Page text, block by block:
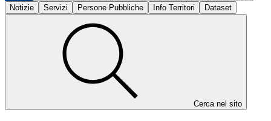
Notizie
Servizi Persone Pubbliche Info Territori Dataset
Cerca nel sito